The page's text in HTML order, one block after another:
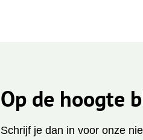
Op de hoogte
Schrijf je dan in voor onze